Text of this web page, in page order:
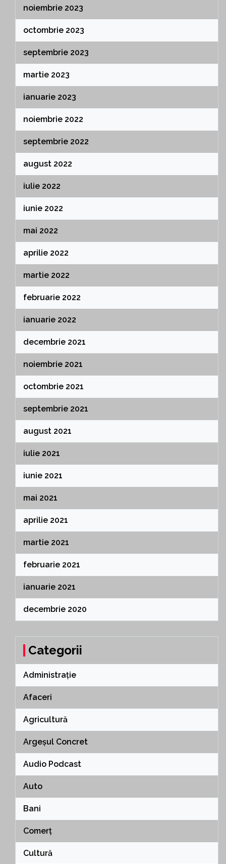
noiembrie 2023
octombrie 2023
septembrie 2023
martie 2023
ianuarie 2023
noiembrie 2022
septembrie 2022
august 2022
iulie 2022
iunie 2022
mai 2022
aprilie 2022
martie 2022
februarie 2022
ianuarie 2022
decembrie 2021
noiembrie 2021
octombrie 2021
septembrie 2021
august 2021
iulie 2021
iunie 2021
mai 2021
aprilie 2021
martie 2021
februarie 2021
ianuarie 2021
decembrie 2020
Categorii
Administrație
Afaceri
Agricultură
Argeșul Concret
Audio Podcast
Auto
Bani
Comerț
Cultură